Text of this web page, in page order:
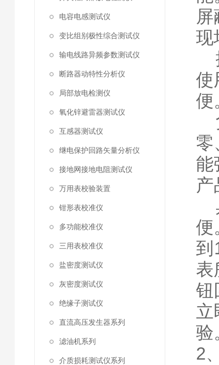
电容电感测试仪
变比组别极性综合测试仪
输电线路异频参数测试仪
断路器动特性分析仪
局部放电检测仪
氧化锌避雷器测试仪
互感器测试仪
继电保护回路矢量分析仪
接地网接地电阻测试仪
万用表校验装置
钳形表校准仪
多功能校准仪
三用表校准仪
盐密度测试仪
灰密度测试仪
绝缘子测试仪
直流高压发生器系列
滤油机系列
介质损耗测试仪系列
现
使
便
零
能
产
便
到
表
钮
立
验
2